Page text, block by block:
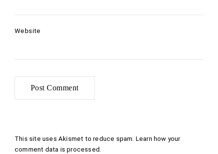
Website
This site uses Akismet to reduce spam. Learn how your
comment data is processed .